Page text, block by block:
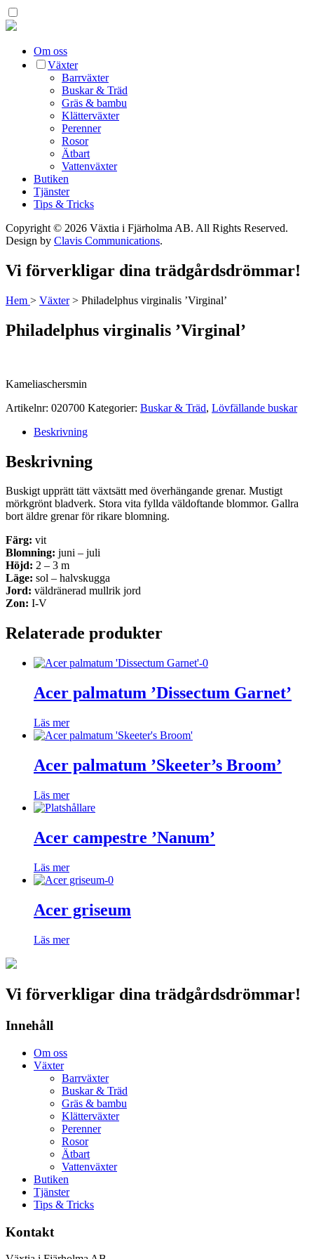
Om oss
Växter
Barrväxter
Buskar & Träd
Gräs & bambu
Klätterväxter
Perenner
Rosor
Ätbart
Vattenväxter
Butiken
Tjänster
Tips & Tricks
Copyright © 2026 Växtia i Fjärholma AB. All Rights Reserved.
Design by Clavis Communications.
Vi förverkligar dina trädgårdsdrömmar!
Hem > Växter> Philadelphus virginalis ’Virginal’
Philadelphus virginalis ’Virginal’
Kameliaschersmin
Artikelnr: 020700 Kategorier: Buskar & Träd, Lövfällande buskar
Beskrivning
Beskrivning
Buskigt upprätt tätt växtsätt med överhängande grenar. Mustigt
mörkgrönt bladverk. Stora vita fyllda väldoftande blommor. Gallra
bort äldre grenar för rikare blomning.
Färg: vit
Blomning: juni – juli
Höjd: 2 – 3 m
Läge: sol – halvskugga
Jord: väldränerad mullrik jord
Zon: I-V
Relaterade produkter
Acer palmatum ’Dissectum Garnet’
Läs mer
Acer palmatum ’Skeeter’s Broom’
Läs mer
Acer campestre ’Nanum’
Läs mer
Acer griseum
Läs mer
Vi förverkligar dina trädgårdsdrömmar!
Innehåll
Om oss
Växter
Barrväxter
Buskar & Träd
Gräs & bambu
Klätterväxter
Perenner
Rosor
Ätbart
Vattenväxter
Butiken
Tjänster
Tips & Tricks
Kontakt